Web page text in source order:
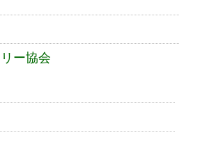
ー協会